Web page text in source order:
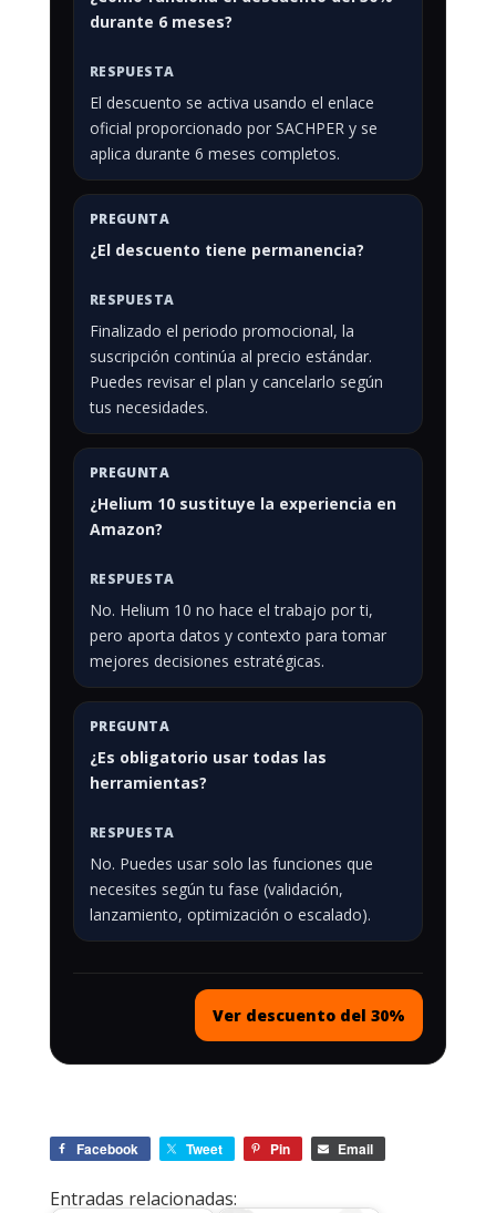
durante 6 meses?
El descuento se activa usando el enlace
oficial proporcionado por SACHPER y se
aplica durante 6 meses completos.
¿El descuento tiene permanencia?
Finalizado el periodo promocional, la
suscripción continúa al precio estándar.
Puedes revisar el plan y cancelarlo según
tus necesidades.
¿Helium 10 sustituye la experiencia en
Amazon?
No. Helium 10 no hace el trabajo por ti,
pero aporta datos y contexto para tomar
mejores decisiones estratégicas.
¿Es obligatorio usar todas las
herramientas?
No. Puedes usar solo las funciones que
necesites según tu fase (validación,
lanzamiento, optimización o escalado).
Ver descuento del 30%
Facebook Tweet Pin Email
Entradas relacionadas: